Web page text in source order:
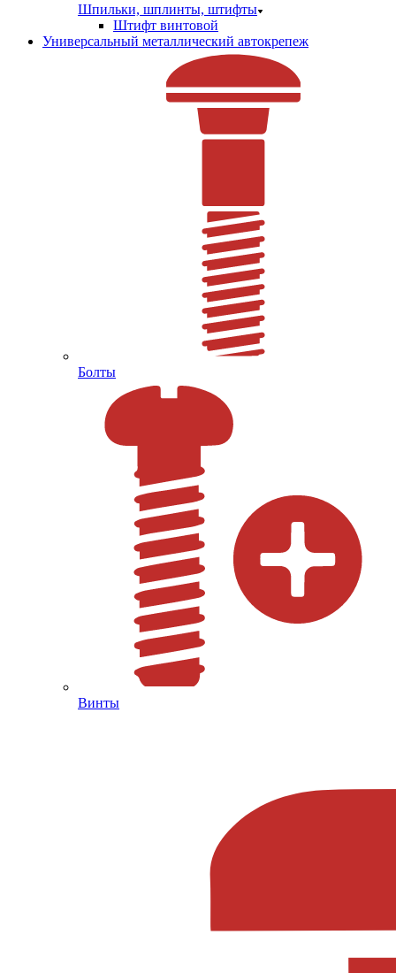
Шпильки, шплинты, штифты
Штифт винтовой
Универсальный металлический автокрепеж
Болты
Винты